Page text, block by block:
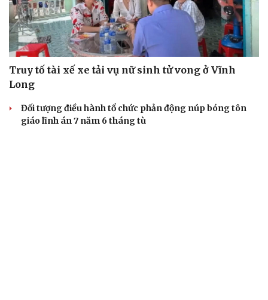
Truy tố tài xế xe tải vụ nữ sinh tử vong ở Vĩnh
Long
Đối tượng điều hành tổ chức phản động núp bóng tôn
giáo lĩnh án 7 năm 6 tháng tù